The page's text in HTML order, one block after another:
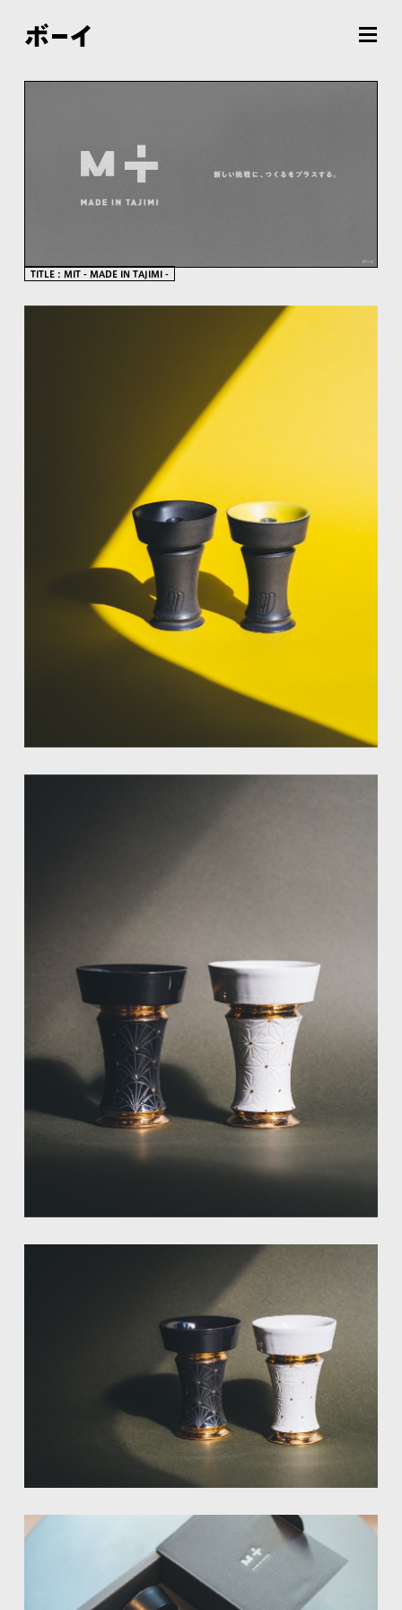
TITLE : MIT - MADE IN TAJIMI -